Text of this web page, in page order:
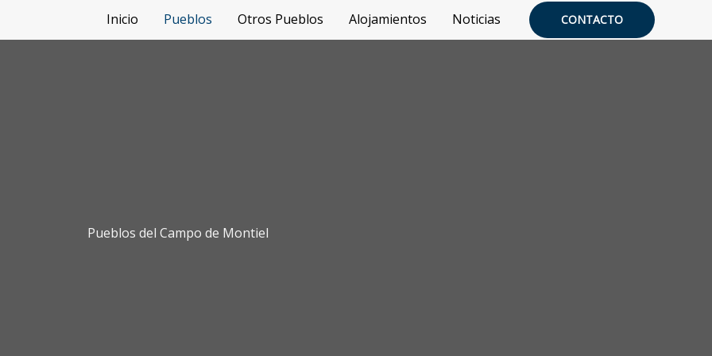
Inicio Pueblos Otros Pueblos Alojamientos Noticias CONTACTO
Pueblos del Campo de Montiel